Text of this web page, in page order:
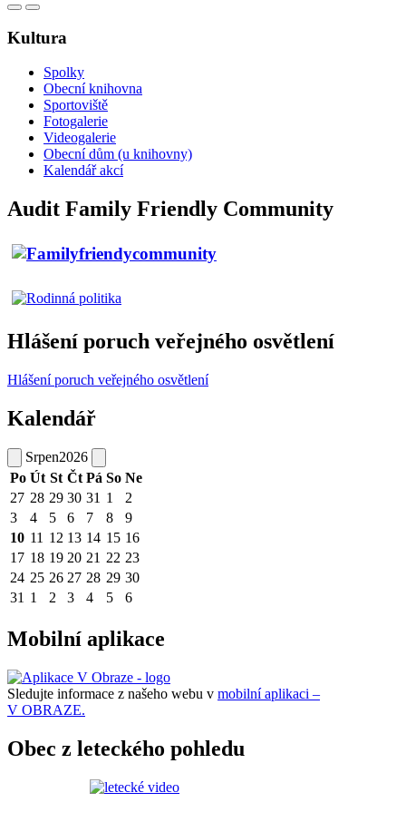
Kultura
Spolky
Obecní knihovna
Sportoviště
Fotogalerie
Videogalerie
Obecní dům (u knihovny)
Kalendář akcí
Audit Family Friendly Community
Hlášení poruch veřejného osvětlení
Hlášení poruch veřejného osvětlení
Kalendář
Srpen2026
Po Út St Čt Pá So Ne
27 28 29 30 31 1
2
3
4 5 6 7 8
9
10 11 12 13 14 15 16
17 18 19 20 21 22 23
24 25 26 27 28 29 30
31 1 2 3 4 5 6
Mobilní aplikace
Sledujte informace z našeho webu v mobilní aplikaci –
V OBRAZE.
Obec z leteckého pohledu